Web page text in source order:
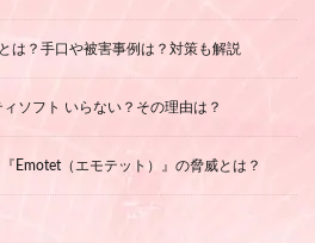
は？手口や被害事例は？対策も解説
ソフト いらない？その理由は？
Emotet（エモテット）』の脅威とは？